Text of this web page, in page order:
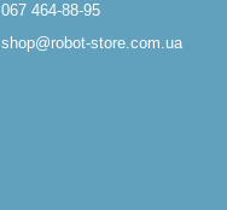
067 464-88-95
shop@robot-store.com.ua